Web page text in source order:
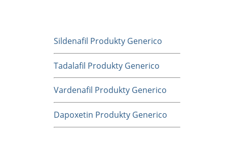
Sildenafil Produkty Generico
Tadalafil Produkty Generico
Vardenafil Produkty Generico
Dapoxetin Produkty Generico